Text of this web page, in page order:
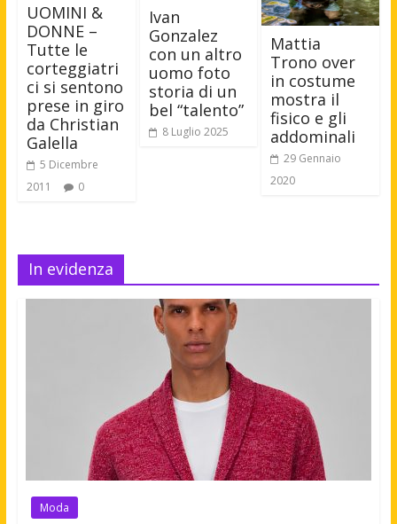
UOMINI &
DONNE –
Tutte le
corteggiatri
ci si sentono
prese in giro
da Christian
Galella
5 Dicembre
2011
0
Ivan
Gonzalez
con un altro
uomo foto
storia di un
bel “talento”
8 Luglio 2025
Mattia
Trono over
in costume
mostra il
fisico e gli
addominali
29 Gennaio
2020
In evidenza
Moda